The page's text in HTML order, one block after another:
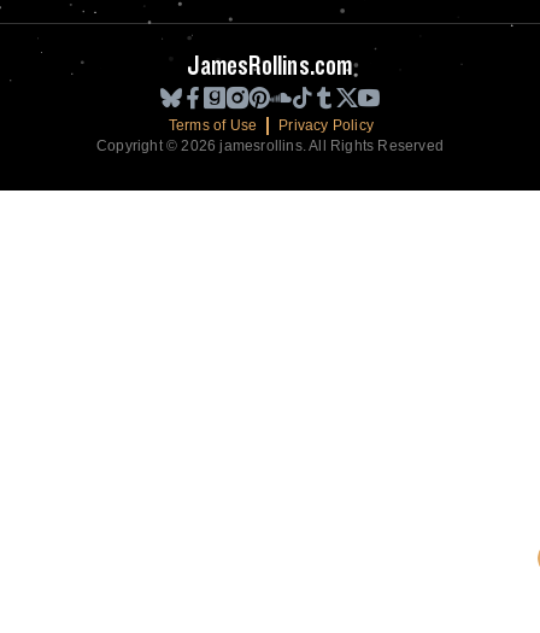
JamesRollins.com
Terms of Use
Privacy Policy
Copyright © 2026 jamesrollins. All Rights Reserved